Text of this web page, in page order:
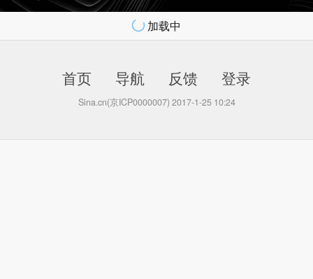
加载中
首页 导航 反馈 登录
Sina.cn(京ICP0000007) 2017-1-25 10:24